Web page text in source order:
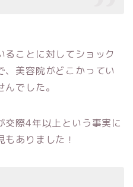
ことに対してショック
、美容院がどこかってい
でした。
交際4年以上という事実に
もありました！